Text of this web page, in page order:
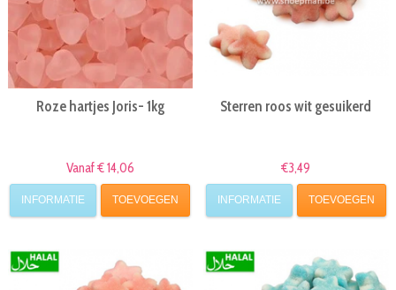
Roze hartjes Joris- 1kg
Vanaf € 14,06
INFORMATIE TOEVOEGEN
Sterren roos wit gesuikerd
€3,49
INFORMATIE TOEVOEGEN